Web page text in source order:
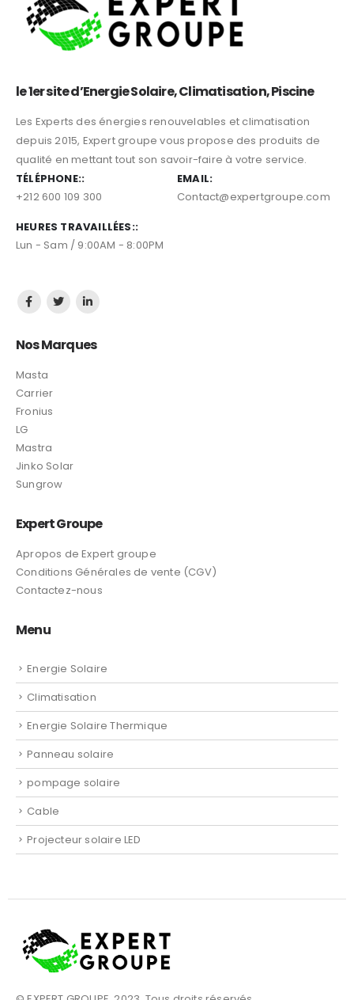
le 1er site d’Energie Solaire, Climatisation, Piscine
Les Experts des énergies renouvelables et climatisation
depuis 2015, Expert groupe vous propose des produits de
qualité en mettant tout son savoir-faire à votre service.
TÉLÉPHONE::
+212 600 109 300
EMAIL:
Contact@expertgroupe.com
HEURES TRAVAILLÉES::
Lun - Sam / 9:00AM - 8:00PM
Nos Marques
Masta
Carrier
Fronius
LG
Mastra
Jinko Solar
Sungrow
Expert Groupe
Apropos de Expert groupe
Conditions Générales de vente (CGV)
Contactez-nous
Menu
Energie Solaire
Climatisation
Energie Solaire Thermique
Panneau solaire
pompage solaire
Cable
Projecteur solaire LED